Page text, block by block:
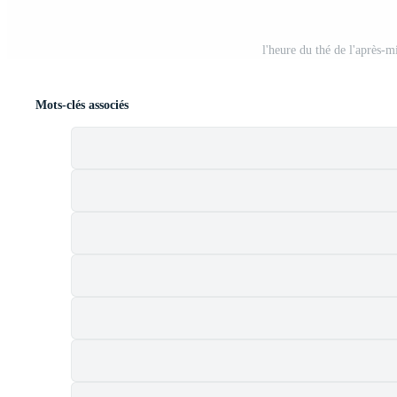
l'heure du thé de l'après-
Mots-clés associés